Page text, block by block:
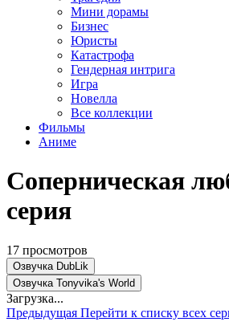
Мини дорамы
Бизнес
Юристы
Катастрофа
Гендерная интрига
Игра
Новелла
Все коллекции
Фильмы
Аниме
Соперническая
серия
17 просмотров
Озвучка DubLik
Озвучка Tonyvika's World
Загрузка...
Предыдущая Перейти к списку всех